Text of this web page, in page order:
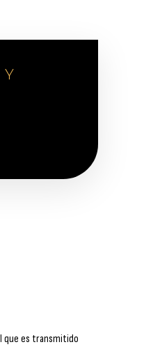
Y
que es transmitido